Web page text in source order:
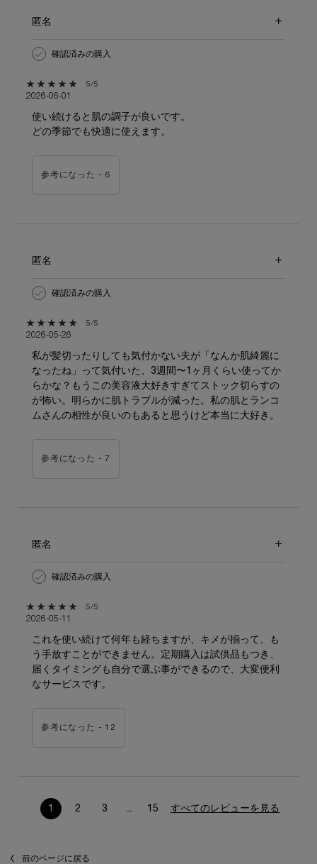
匿名
確認済みの購入
5星中5。 5/5
2026-06-01
使い続けると肌の調子が良いです。
どの季節でも快適に使えます。
参考になった - 6
匿名
確認済みの購入
5星中5。 5/5
2026-05-26
私が髪切ったりしても気付かない夫が「なんか肌綺麗に
なったね」って気付いた、3週間〜1ヶ月くらい使ってか
らかな？もうこの美容液大好きすぎてストック切らすの
が怖い。明らかに肌トラブルが減った。私の肌とランコ
ムさんの相性が良いのもあると思うけど本当に大好き。
参考になった -7
匿名
確認済みの購入
5星中5。 5/5
2026-05-11
これを使い続けて何年も経ちますが、キメが揃って、も
う手放すことができません。定期購入は試供品もつき、
届くタイミングも自分で選ぶ事ができるので、大変便利
なサービスです。
参考になった -12
ページ 1/15。 現在のページ
1 2 3 ... 15 すべてのレビューを見る
前のページに戻る